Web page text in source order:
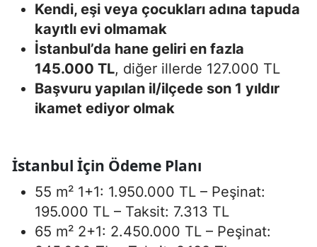
Kendi, eşi veya çocukları adına tapuda
kayıtlı evi olmamak
İstanbul’da hane geliri en fazla
145.000 TL, diğer illerde 127.000 TL
Başvuru yapılan il/ilçede son 1 yıldır
ikamet ediyor olmak
İstanbul İçin Ödeme Planı
55 m² 1+1: 1.950.000 TL – Peşinat:
195.000 TL – Taksit: 7.313 TL
65 m² 2+1: 2.450.000 TL – Peşinat: